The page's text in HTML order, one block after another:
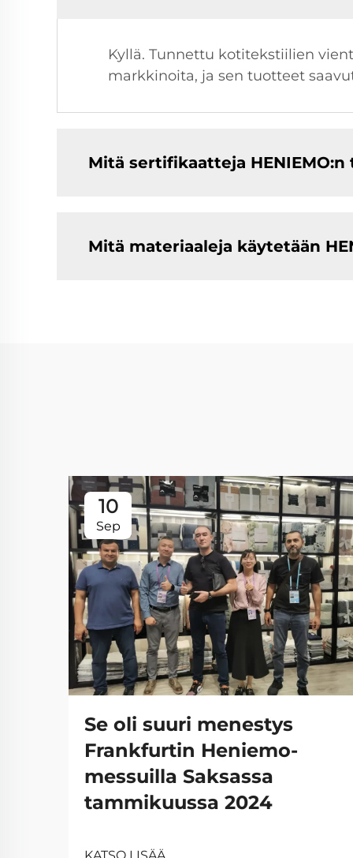
Kyllä. Tunnettu kotitekstiilien
markkinoita, ja sen tuotteet
Mitä sertifikaatteja
Mitä materiaaleja käytetään
10
Sep
Se oli suuri menestys
Frankfurtin Heniemo-
messuilla Saksassa
tammikuussa 2024
KATSO LISÄÄ